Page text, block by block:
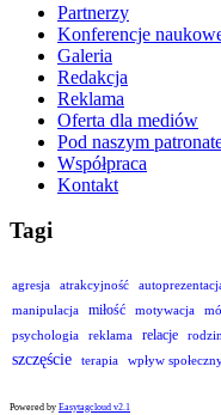
Partnerzy
Konferencje
Galeria
Redakcja
Reklama
Oferta dla mediów
Pod naszym
Współpraca
Kontakt
Tagi
agresja atrakcyjność
manipulacja
miłość motywacja
psychologia
reklama relacje
szczęście terapia wpływ
Powered by Easytagcloud v2.1